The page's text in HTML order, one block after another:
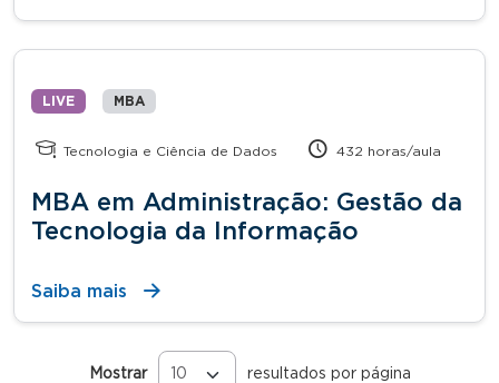
LIVE MBA
Tecnologia e Ciência de Dados 432 horas/aula
MBA em Administração: Gestão da
Tecnologia da Informação
Saiba mais
Mostrar resultados por página